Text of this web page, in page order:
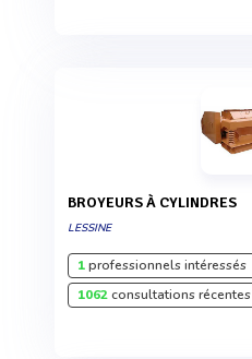
BROYEURS À CYLINDRES
LESSINE
1professionnels intéressés
1062consultations récentes